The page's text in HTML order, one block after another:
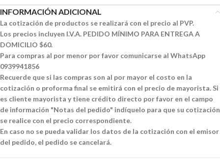
INFORMACIÓN ADICIONAL
La cotización de productos se realizará con el precio al PVP.
Los precios incluyen I.V.A. PEDIDO MÍNIMO PARA ENTREGA A
DOMICILIO $60.
Para compras al por menor por favor comunicarse al WhatsApp
0939941856
Recuerde que si las compras son al por mayor el costo en la
cotización o proforma final se emitirá con el precio de mayorista. Si
es cliente mayorista y tiene crédito directo por favor en el campo
de información "Notas del pedido" indíquelo para que su cotización
se realice con el precio correspondiente.
En caso no se pueda validar los datos de la cotización con el emisor
del pedido, el pedido se cancelará.